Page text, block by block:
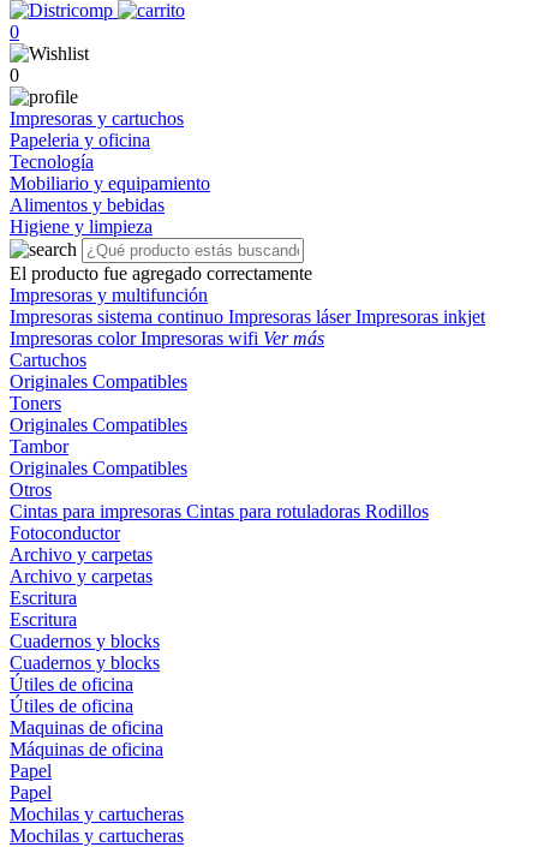
0
0
Impresoras y cartuchos
Papeleria y oficina
Tecnología
Mobiliario y equipamiento
Alimentos y bebidas
Higiene y limpieza
El producto fue agregado correctamente
Impresoras y multifunción
Impresoras sistema continuo Impresoras láserImpresoras inkjet
Impresoras colorImpresoras wifi Ver más
Cartuchos
Originales Compatibles
Toners
Originales Compatibles
Tambor
Originales Compatibles
Otros
Cintas para impresoras Cintas para rotuladoras Rodillos
Fotoconductor
Archivo y carpetas
Archivo y carpetas
Escritura
Escritura
Cuadernos y blocks
Cuadernos y blocks
Útiles de oficina
Útiles de oficina
Maquinas de oficina
Máquinas de oficina
Papel
Papel
Mochilas y cartucheras
Mochilas y cartucheras